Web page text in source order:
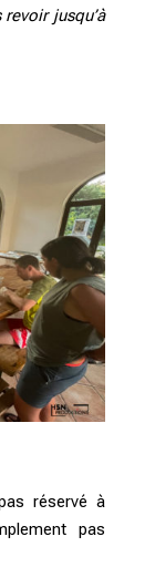
jusqu’à
réservé à
pas